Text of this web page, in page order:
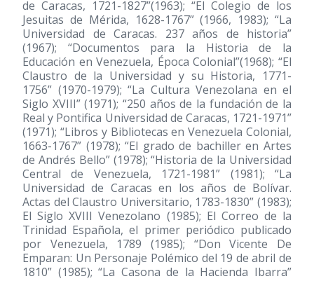
de Caracas, 1721-1827”(1963); “El Colegio de los
Jesuitas de Mérida, 1628-1767”(1966, 1983); “La
Universidad de Caracas. 237 años de historia”
(1967); “Documentos para la Historia de la
Educación en Venezuela, Época Colonial”(1968); “El
Claustro de la Universidad y su Historia, 1771-
1756” (1970-1979); “La Cultura Venezolana en el
Siglo XVIII”(1971); “250 años de la fundación de la
Real y Pontifica Universidad de Caracas, 1721-1971”
(1971); “Libros y Bibliotecas en Venezuela Colonial,
1663-1767” (1978); “El grado de bachiller en Artes
de Andrés Bello” (1978); “Historia de la Universidad
Central de Venezuela, 1721-1981” (1981); “La
Universidad de Caracas en los años de Bolívar.
Actas del Claustro Universitario, 1783-1830” (1983);
El Siglo XVIII Venezolano (1985); El Correo de la
Trinidad Española, el primer periódico publicado
por Venezuela, 1789 (1985); “Don Vicente De
Emparan: Un Personaje Polémico del 19 de abril de
1810” (1985); “La Casona de la Hacienda Ibarra”